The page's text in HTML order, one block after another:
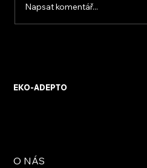
Napsat komentář...
EKO-ADEPTO
O NÁS